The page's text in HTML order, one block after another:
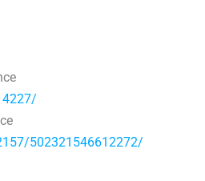
502321546612272/